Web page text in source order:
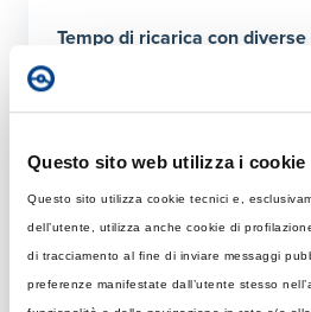
Questo sito web utilizza i cookie
Questo sito utilizza cookie tecnici e,
dell’utente, utilizza anche cookie di
di tracciamento al fine di inviare messaggi
preferenze manifestate dall’utente stesso
Tempo di ricarica con
Tempo di ricarica con 22 kW
Rapida: tempo necessario
Elemento 1:41 minuti
Ultraveloce
Colonnina DC 150 kW